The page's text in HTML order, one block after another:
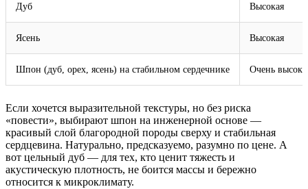
Дуб Высокая
Ясень Высокая
Шпон (дуб, орех, ясень) на стабильном сердечнике Очень
Если хочется выразительной текстуры, но без риска
«повести», выбирают шпон на инженерной основе —
красивый слой благородной породы сверху и стабильная
сердцевина. Натурально, предсказуемо, разумно по цене. А
вот цельный дуб — для тех, кто ценит тяжесть и
акустическую плотность, не боится массы и бережно
относится к микроклимату.